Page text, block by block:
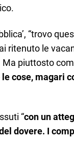
“trovo
ritenuto le
Ma piuttosto
cose, magari
“con un
dovere. I